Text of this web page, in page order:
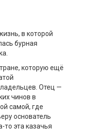
в которой
бурная
которую ещё
Отец —
чинов в
самой, где
основатель
то эта казачья